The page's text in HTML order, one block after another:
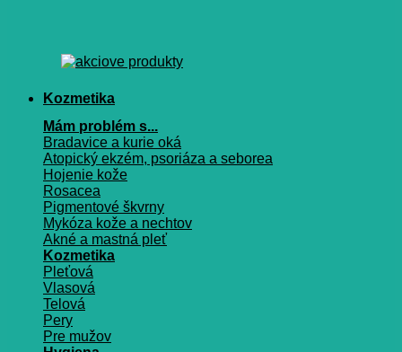
Kozmetika
Mám problém s...
Bradavice a kurie oká
Atopický ekzém, psoriáza a seborea
Hojenie kože
Rosacea
Pigmentové škvrny
Mykóza kože a nechtov
Akné a mastná pleť
Kozmetika
Pleťová
Vlasová
Telová
Pery
Pre mužov